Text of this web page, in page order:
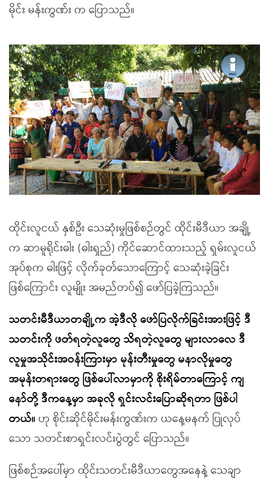
မိုင်း မန်းကွဏ်း က ပြောသည်။
ထိုင်းလူငယ် နှစ်ဦး သေဆုံးမှုဖြစ်စဉ်တွင် ထိုင်းမီဒီယာ အချို့
က ဆာမူရိုင်းဓါး (ဓါးရှည်) ကိုင်ဆောင်ထားသည့် ရှမ်းလူငယ်
အုပ်စုက ဓါးဖြင့် လိုက်ခုတ်သောကြောင့် သေဆုံးခဲ့ခြင်း
ဖြစ်ကြောင်း လူမျိုး အမည်တပ်၍ ဖော်ပြခဲ့ကြသည်။
သတင်းမီဒီယာတချို့က အဲ့ဒီလို ဖော်ပြလိုက်ခြင်းအားဖြင့် ဒီ
သတင်းကို ဖတ်ရတဲ့လူတွေ သိရတဲ့လူတွေ များလာလေ ဒီ
လူမှုအသိုင်းအဝန်းကြားမှာ မုန်းတီးမှုတွေ မနာလိုမှုတွေ
အမုန်းတရားတွေ ဖြစ်ပေါ်လာမှာကို စိုးရိမ်တာကြောင့် ကျ
နော်တို့ ဒီကနေ့မှာ အခုလို ရှင်းလင်းပြောဆိုရတာ ဖြစ်ပါ
တယ်။ ဟု စိုင်းဆိုင်မိုင်းမန်းကွဏ်းက ယနေ့မနက် ပြုလုပ်
သော သတင်းစာရှင်းလင်းပွဲတွင် ပြောသည်။
ဖြစ်စဉ်အပေါ်မှာ ထိုင်းသတင်းမီဒီယာတွေအနေနဲ့ သေချာ